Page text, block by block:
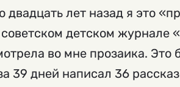
двадцать лет назад я это
детском журнале
во мне прозаика.
39 дней написал 36